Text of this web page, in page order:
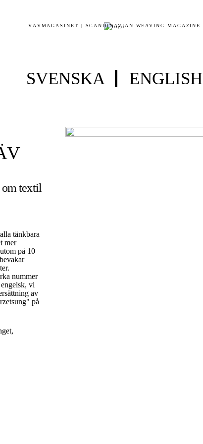
VÄVMAGASINET | SCANDINAVIAN WEAVING MAGAZINE
SVENSKA ENGLISH
om textil
tänkbara
mer
på 10
nummer
vi
av
på